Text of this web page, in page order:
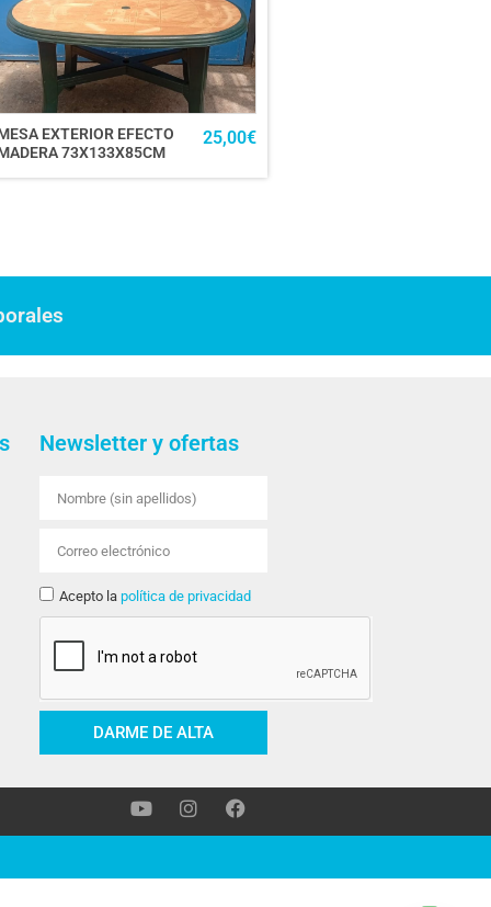
EXTERIOR EFECTO
73X133X85CM
25,00€
Newsletter y ofertas
Acepto la política de privacidad
DARME DE ALTA